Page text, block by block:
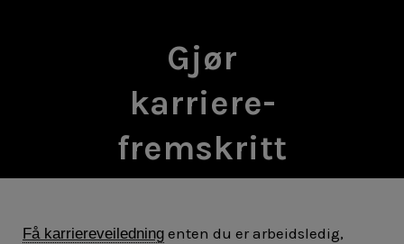
Gjør
karriere-
fremskritt
Få karriereveiledning enten du er arbeidsledig,